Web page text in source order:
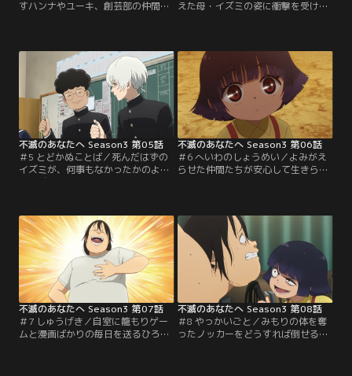
すハンナやユーキ、創芸部の仲間た
家で先祖の話を知ることとなったミ
ズハ。心の内に、フシへの思いが静
かに芽生える。しかし、突如として
彼女に起こる悲劇。きっかけは、母
から娘への贈り物だった。
えた母・イズミの姿に衝撃を受け、
セ一族との因縁にとらわれることな
く彼女に手を差し伸べる。しかし翌
朝、驚くべき事実が……。何も知ら
ないトナリたちはミズハの存在をど
う受け止めるのか。
不滅のあなたへ Season3 第05話
＃5 とどかぬことば／死んだはずの
イズミが、何事もなかったかのよう
にミズハの母として暮らしている。
の中、フシはトナリたちと学校に通
うことに。ボンシェンに、ミズハを
見守るよう言われたフシにとっては
好都合だ。フシと距離を縮めようと
するミズハは、次第にフシに対する
自分の思いに気づいていく。
不滅のあなたへ Season3 第06話
＃6 へいわのしょうめい／よみがえ
らせた仲間たちが安心して生きられ
系に不安を覚えるトナリの距離を縮
めるために、彼なりの工夫を凝ら
す。一方、同じ頃、ボンシェンが敵
の手がかりを突き止めた。すべての
謎を解くために、フシが探しにいく
のは……。
不滅のあなたへ Season3 第07話
＃7 しゅうげき／自室に籠もりゲー
ムと漫画ばかりの毎日を送るひろと
不滅のあなたへ Season3 第08話
＃8 やっかいごと／みもりの体を奪
ったノッカーをどうすれば倒せるの